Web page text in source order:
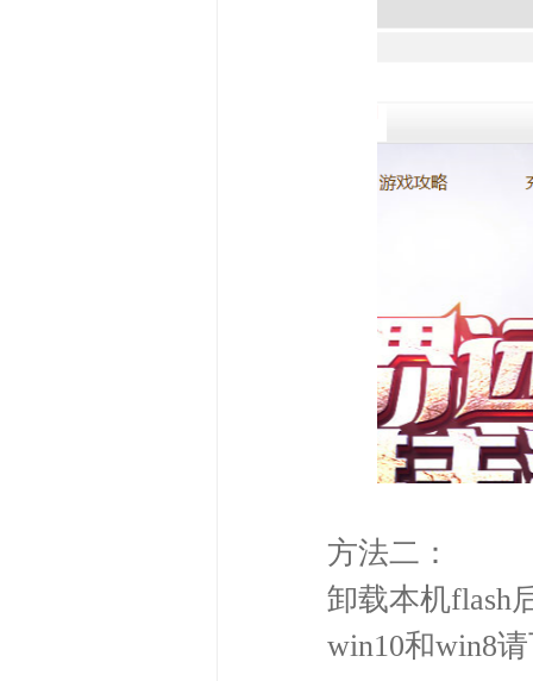
方法二：
卸载本机flash后
win10和win8请